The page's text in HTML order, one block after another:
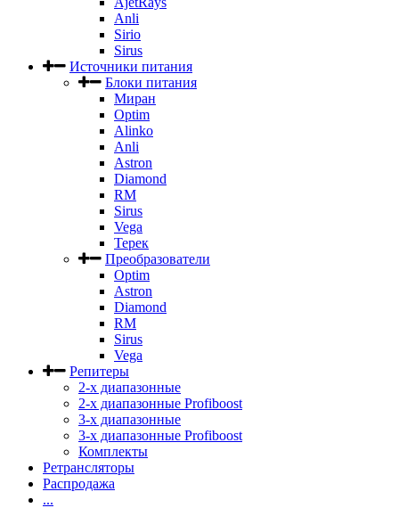
Anli
Sirio
Sirus
Источники питания
Блоки питания
Миран
Optim
Alinko
Anli
Astron
Diamond
RM
Sirus
Vega
Терек
Преобразователи
Optim
Astron
Diamond
RM
Sirus
Vega
Репитеры
2-х диапазонные
2-х диапазонные Profiboost
3-х диапазонные
3-х диапазонные Profiboost
Комплекты
Ретрансляторы
Распродажа
...